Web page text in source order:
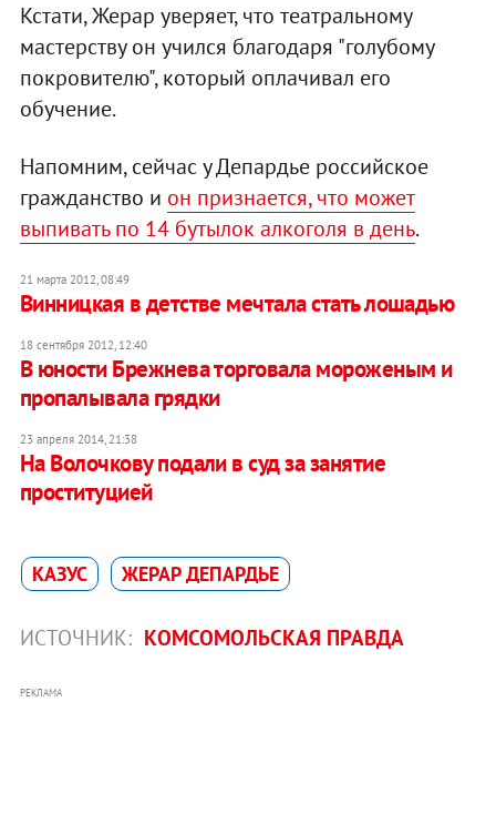
Кстати, Жерар уверяет, что театральному
мастерству он учился благодаря "голубому
покровителю", который оплачивал его
обучение.
Напомним, сейчас у Депардье российское
гражданство и он признается, что может
выпивать по 14 бутылок алкоголя в день.
21 марта 2012, 08:49
Винницкая в детстве мечтала стать лошадью
18 сентября 2012, 12:40
В юности Брежнева торговала мороженым и
пропалывала грядки
23 апреля 2014, 21:38
На Волочкову подали в суд за занятие
проституцией
КАЗУС ЖЕРАР ДЕПАРДЬЕ
ИСТОЧНИК: КОМСОМОЛЬСКАЯ ПРАВДА
РЕКЛАМА